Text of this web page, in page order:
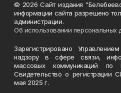
© 2026 Сайт издания
информации сайта разрешено
администрации.
Об использовании персональных
Зарегистрировано
надзору в сфере связи,
массовых коммуникаций по
Свидетельство о
мая 2025 г.